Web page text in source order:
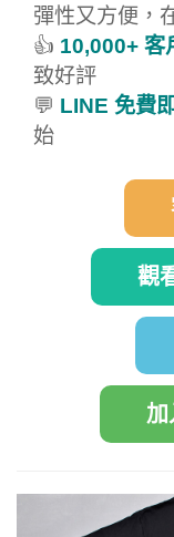
彈性又方便，
👍 10,000+ 客
致好評
💬 LINE 免費
始
觀
加